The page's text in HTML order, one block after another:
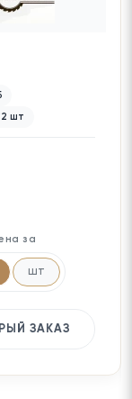
шт
за
шт
ЗАКАЗ